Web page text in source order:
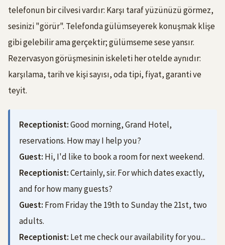
telefonun bir cilvesi vardır: Karşı taraf yüzünüzü görmez,
sesinizi "görür". Telefonda gülümseyerek konuşmak klişe
gibi gelebilir ama gerçektir; gülümseme sese yansır.
Rezervasyon görüşmesinin iskeleti her otelde aynıdır:
karşılama, tarih ve kişi sayısı, oda tipi, fiyat, garanti ve
teyit.
Receptionist:Good morning, Grand Hotel,
reservations. How may I help you?
Guest: Hi, I'd like to book a room for next weekend.
Receptionist:Certainly, sir. For which dates exactly,
and for how many guests?
Guest: From Friday the 19th to Sunday the 21st, two
adults.
Receptionist: Let me check our availability for you...